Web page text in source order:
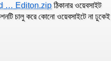
… Editon.zip ঠিকানার ওয়েবসাইট
চালু করে কোনো ওয়েবসাইটে না ঢুকেই